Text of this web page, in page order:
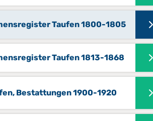
Taufen 1800-1805
Taufen 1813-1868
Bestattungen 1900-1920